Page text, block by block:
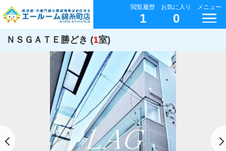
閲覧履歴
1
お気に入り
0
メニュー
ＮＳＧＡＴＥ勝どき (1室)